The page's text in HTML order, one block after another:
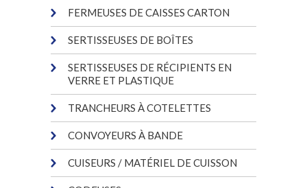
FERMEUSES DE CAISSES CARTON
SERTISSEUSES DE BOÎTES
SERTISSEUSES DE RÉCIPIENTS EN
VERRE ET PLASTIQUE
TRANCHEURS À COTELETTES
CONVOYEURS À BANDE
CUISEURS / MATÉRIEL DE CUISSON